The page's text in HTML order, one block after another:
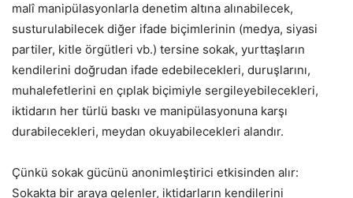
malî manipülasyonlarla denetim altına alınabilecek,
susturulabilecek diğer ifade biçimlerinin (medya, siyasi
partiler, kitle örgütleri vb.) tersine sokak, yurttaşların
kendilerini doğrudan ifade edebilecekleri, duruşlarını,
muhalefetlerini en çıplak biçimiyle sergileyebilecekleri,
iktidarın her türlü baskı ve manipülasyonuna karşı
durabilecekleri, meydan okuyabilecekleri alandır.
Çünkü sokak gücünü anonimleştirici etkisinden alır:
Sokakta bir araya gelenler, iktidarların kendilerini